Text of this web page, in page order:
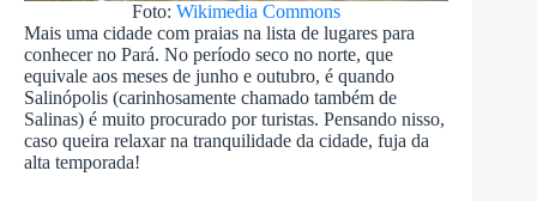
Foto:Wikimedia Commons
Mais uma cidade com praias na lista de lugares para
conhecer no Pará. No período seco no norte, que
equivale aos meses de junho e outubro, é quando
Salinópolis (carinhosamente chamado também de
Salinas) é muito procurado por turistas. Pensando nisso,
caso queira relaxar na tranquilidade da cidade, fuja da
alta temporada!